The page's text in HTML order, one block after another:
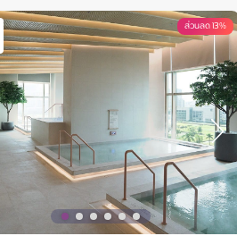
ส่วนลด 13%